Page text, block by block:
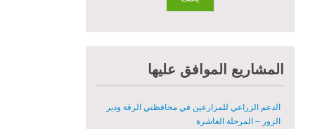
المشاريع الموافق عليها
الدعم الزراعي للمزارعين في محافظتي الرقة ودير
الزور – المرحلة العاشرة
خطة استجابة طارئة لدعم قطاع الصحة في محافظة
دير الزور: إعادة تأهيل المرافق الصحية وتوفير